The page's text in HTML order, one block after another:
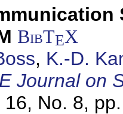
BibTEX
, K.-D.
Journal on
16, No. 8,